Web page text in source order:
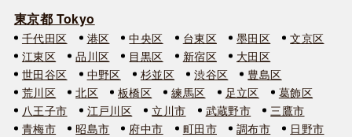
東京都 Tokyo
千代田区 港区 中央区 台東区 墨田区
文京区
江東区
品川区 目黒区 新宿区
大田区
世田谷区
中野区 杉並区 渋谷区
豊島区
荒川区
北区 板橋区 練馬区 足立区
葛飾区
八王子市
江戸川区 立川市 武蔵野市
三鷹市
青梅市
昭島市 府中市 町田市 調布市
日野市